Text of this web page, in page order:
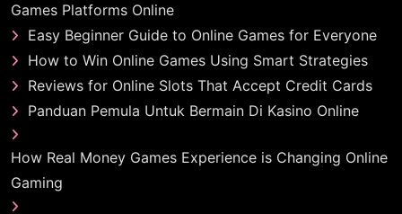
Games Platforms Online
Easy Beginner Guide to Online Games for Everyone
How to Win Online Games Using Smart Strategies
Reviews for Online Slots That Accept Credit Cards
Panduan Pemula Untuk Bermain Di Kasino Online
How Real Money Games Experience is Changing Online
Gaming